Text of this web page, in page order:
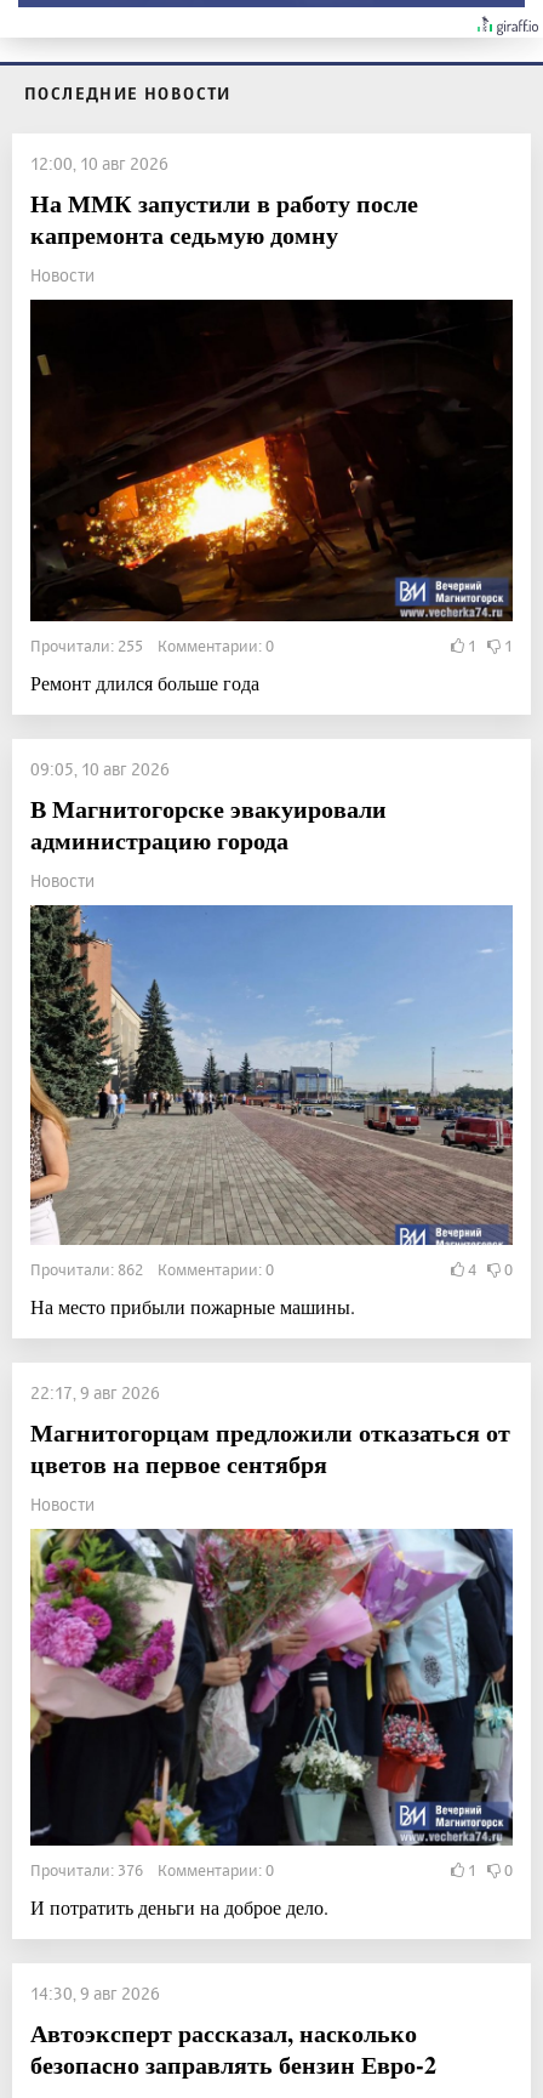
ПОСЛЕДНИЕ НОВОСТИ
12:00, 10 авг 2026
На ММК запустили в работу после
капремонта седьмую домну
Новости
Прочитали: 255 Комментарии: 0 1 1
Ремонт длился больше года
09:05, 10 авг 2026
В Магнитогорске эвакуировали
администрацию города
Новости
Прочитали: 862 Комментарии: 0 4 0
На место прибыли пожарные машины.
22:17, 9 авг 2026
Магнитогорцам предложили отказаться от
цветов на первое сентября
Новости
Прочитали: 376 Комментарии: 0 1 0
И потратить деньги на доброе дело.
14:30, 9 авг 2026
Автоэксперт рассказал, насколько
безопасно заправлять бензин Евро-2